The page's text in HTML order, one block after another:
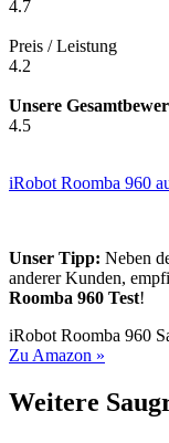
4.7
Preis / Leistung
4.2
Unsere
4.5
iRobot Roomba 960
Unser Tipp: Neben
anderer Kunden,
Roomba 960 Test!
iRobot Roomba 960
Zu Amazon »
Weitere